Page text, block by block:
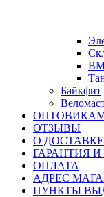
Байкфит
ОТЗЫВЫ
О ДОСТАВКЕ
ГАРАНТИЯ И
ОПЛАТА
АДРЕС
ПУНКТЫ